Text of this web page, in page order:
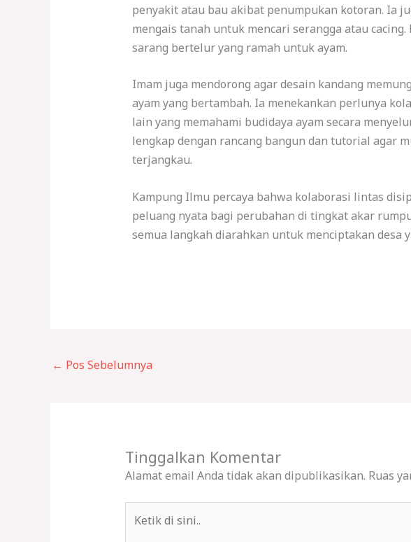
penyakit atau bau akibat penumpukan kotoran. Ia
mengais tanah untuk mencari serangga atau
sarang bertelur yang ramah untuk ayam.
Imam juga mendorong agar desain kandang
ayam yang bertambah. Ia menekankan perlunya
lain yang memahami budidaya ayam secara
lengkap dengan rancang bangun dan tutorial agar
terjangkau.
Kampung Ilmu percaya bahwa kolaborasi lintas
peluang nyata bagi perubahan di tingkat akar
semua langkah diarahkan untuk menciptakan desa
← Pos Sebelumnya
Tinggalkan Komentar
Alamat email Anda tidak akan dipublikasikan. Ruas